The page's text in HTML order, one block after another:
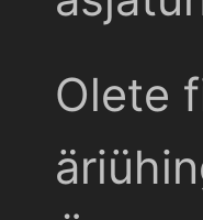
Olete